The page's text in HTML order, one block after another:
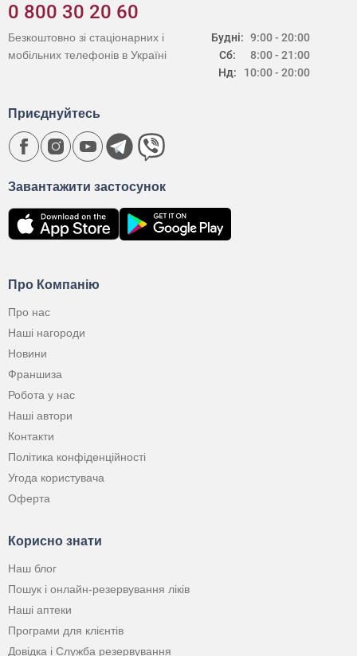
0 800 30 20 60
Будні:
Сб:
Нд:
9:00 - 20:00
8:00 - 21:00
10:00 - 20:00
Безкоштовно зі стаціонарних і
мобільних телефонів в Україні
Про Компанію
Про нас
Наші нагороди
Новини
Франшиза
Робота у нас
Наші автори
Контакти
Політика конфіденційності
Угода користувача
Оферта
Корисно знати
Наш блог
Пошук і онлайн-резервування ліків
Наші аптеки
Програми для клієнтів
Довідка і Служба резервування
Завантажити застосунок
Приєднуйтесь